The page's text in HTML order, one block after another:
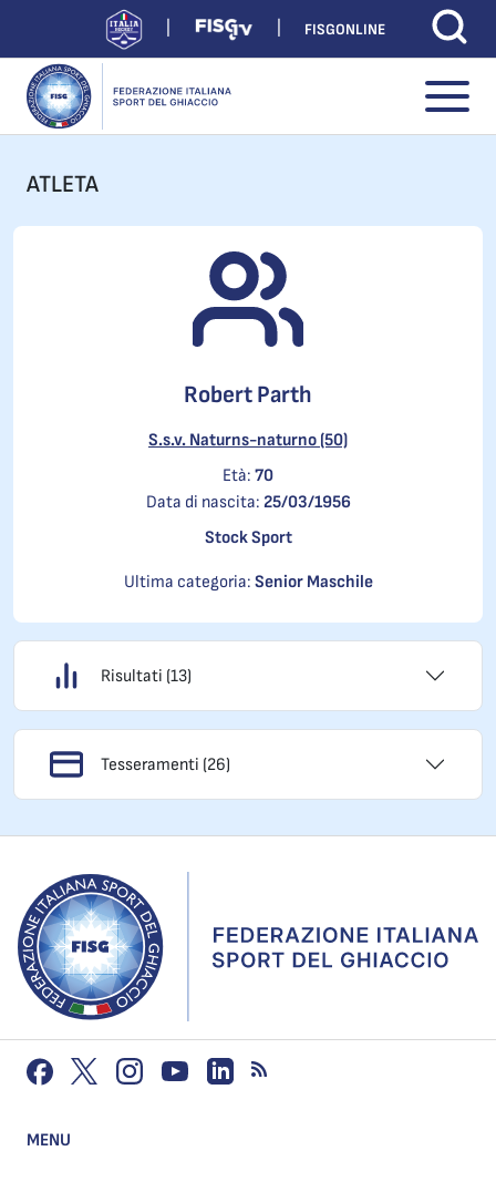
FISGONLINE
ATLETA
Robert Parth
S.s.v. Naturns-naturno (50)
Età: 70
Data di nascita: 25/03/1956
Stock Sport
Ultima categoria: Senior Maschile
Risultati (13)
Tesseramenti (26)
MENU